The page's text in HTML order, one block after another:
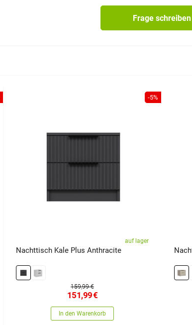
Frage schreiben
-5%
auf lager
Nachttisch Kale Plus Anthracite
159,99 €
151,99€
In den Warenkorb